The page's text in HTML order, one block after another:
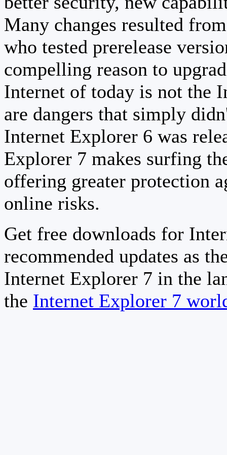
Many changes resulted
who tested prerelease
compelling reason to
Internet of today is not the
are dangers that simply
Internet Explorer 6 was
Explorer 7 makes surfing
offering greater protection
online risks.
Get free downloads for
recommended updates as
Internet Explorer 7 in the
the Internet Explorer 7